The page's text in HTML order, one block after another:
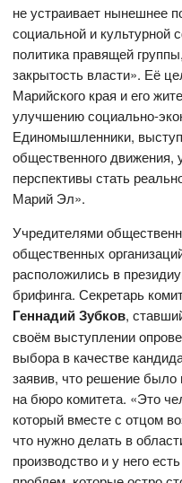
не устраивает нынешнее
социальной и
политика правящей
закрытость власти». Её
Марийского края и его
улучшению социально-
Единомышленники,
общественного движения,
перспективы стать
Марий Эл».
Учредителями
общественных
расположились в
брифинга. Секретарь
Геннадий Зубков,
своём выступлении
выбора в качестве
заявив, что решение было
на бюро комитета. «Это
который вместе с отцом
что нужно делать в
производство и у него